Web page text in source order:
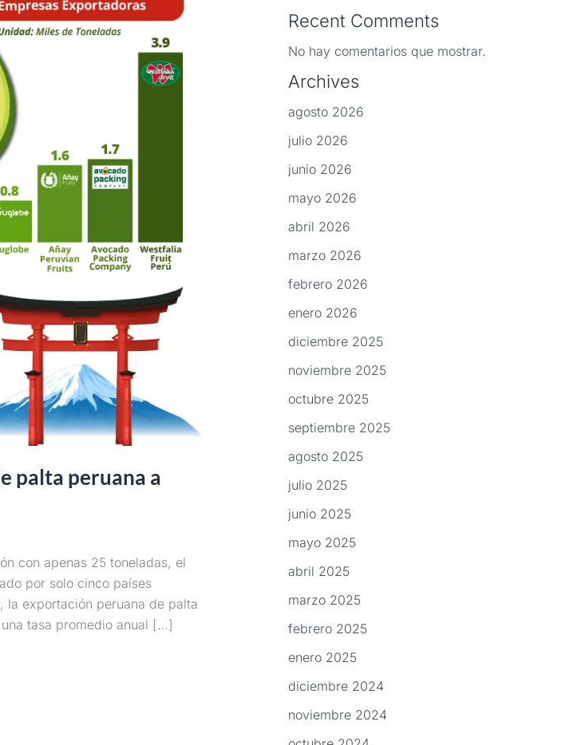
palta peruana a
con apenas 25 toneladas, el
por solo cinco países
la exportación peruana de palta
tasa promedio anual […]
Recent Comments
No hay comentarios que mostrar.
Archives
agosto 2026
julio 2026
junio 2026
mayo 2026
abril 2026
marzo 2026
febrero 2026
enero 2026
diciembre 2025
noviembre 2025
octubre 2025
septiembre 2025
agosto 2025
julio 2025
junio 2025
mayo 2025
abril 2025
marzo 2025
febrero 2025
enero 2025
diciembre 2024
noviembre 2024